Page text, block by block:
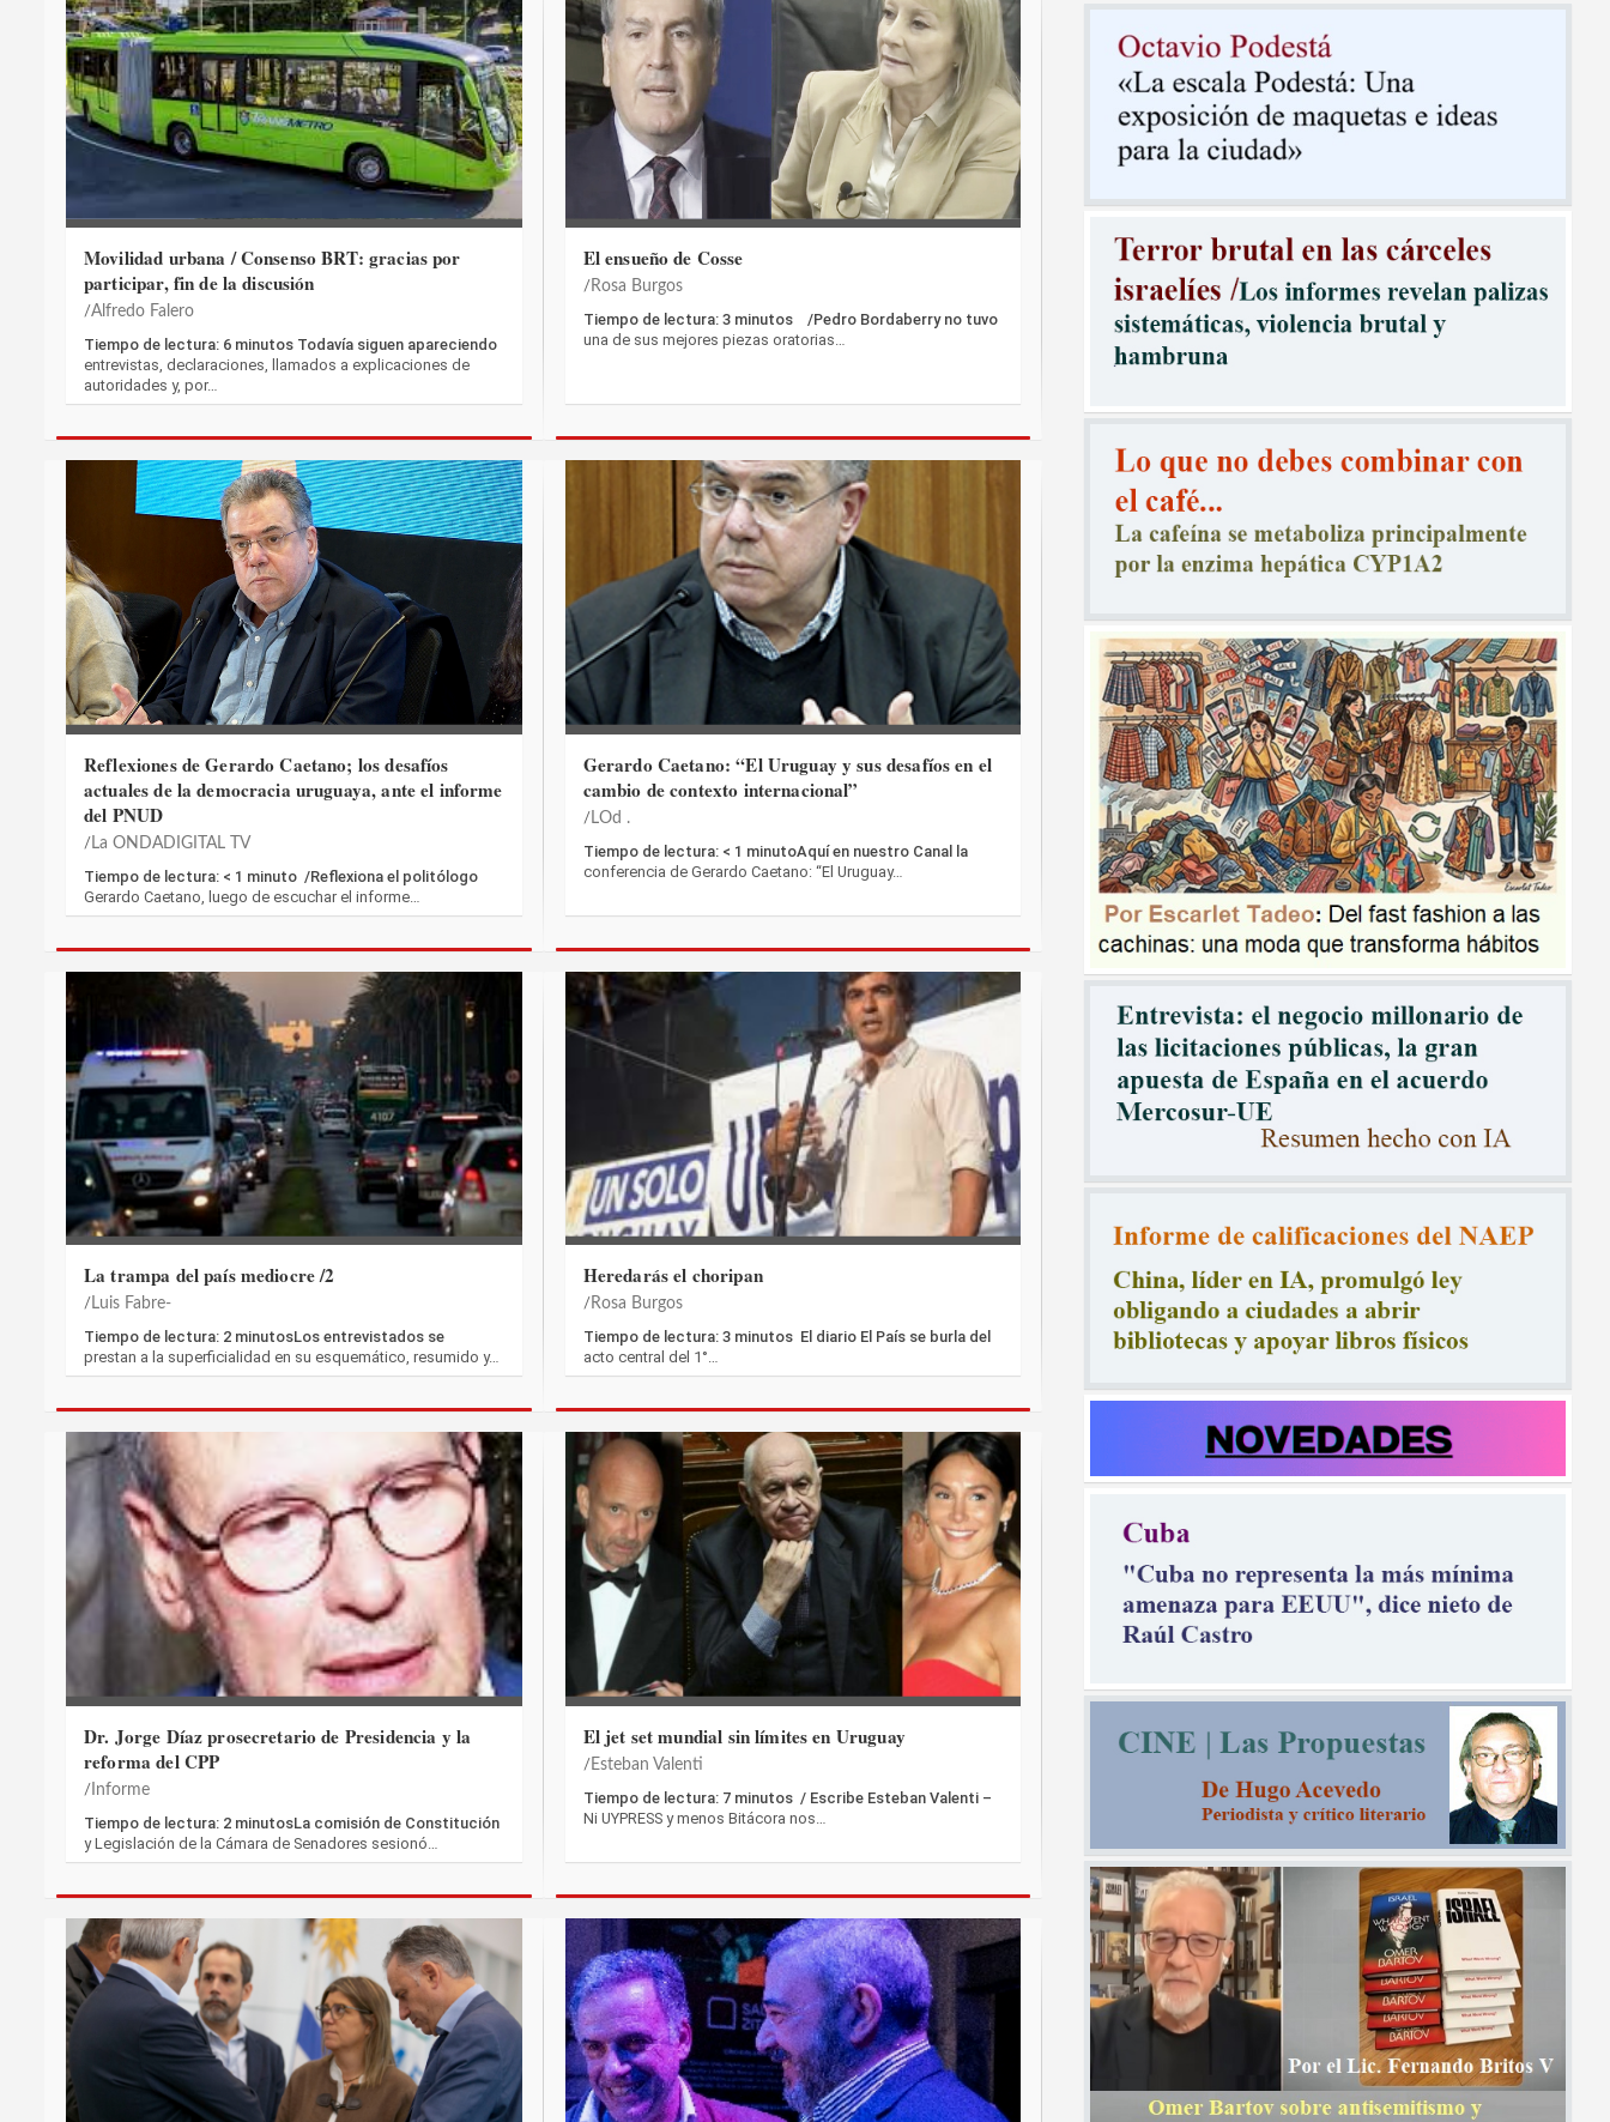
Movilidad urbana / Consenso BRT: gracias por
participar, fin de la discusión
Alfredo Falero
Tiempo de lectura: 6 minutos Todavía siguen apareciendo
entrevistas, declaraciones, llamados a explicaciones de
autoridades y, por…
El ensueño de Cosse
Rosa Burgos
Tiempo de lectura: 3 minutos /Pedro Bordaberry no tuvo
una de sus mejores piezas oratorias…
Reflexiones de Gerardo Caetano; los desafíos
actuales de la democracia uruguaya, ante el informe
del PNUD
La ONDADIGITAL TV
Tiempo de lectura: < 1 minuto /Reflexiona el politólogo
Gerardo Caetano, luego de escuchar el informe…
Gerardo Caetano: “El Uruguay y sus desafíos en el
cambio de contexto internacional”
LOd .
Tiempo de lectura: < 1 minutoAquí en nuestro Canal la
conferencia de Gerardo Caetano: “El Uruguay…
La trampa del país mediocre /2
Luis Fabre-
Tiempo de lectura: 2 minutosLos entrevistados se
prestan a la superficialidad en su esquemático, resumido y…
Heredarás el choripan
Rosa Burgos
Tiempo de lectura: 3 minutos El diario El País se burla del
acto central del 1°…
Dr. Jorge Díaz prosecretario de Presidencia y la
reforma del CPP
Informe
Tiempo de lectura: 2 minutosLa comisión de Constitución
y Legislación de la Cámara de Senadores sesionó…
El jet set mundial sin límites en Uruguay
Esteban Valenti
Tiempo de lectura: 7 minutos / Escribe Esteban Valenti –
Ni UYPRESS y menos Bitácora nos…